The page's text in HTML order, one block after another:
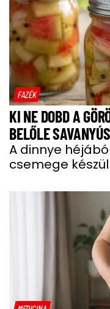
FAZÉK
KI NE DOBD A
BELŐLE
A dinnye
csemege